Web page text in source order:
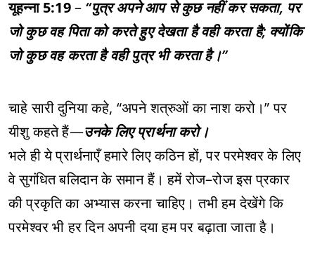
यूहन्ना 5:19– “पुत्र अपने आप से कुछ नहीं कर सकता, पर
जो कुछ वह पिता को करते हुए देखता है वही करता है; क्योंकि
जो कुछ वह करता है वही पुत्र भी करता है।”
चाहे सारी दुनिया कहे, “अपने शत्रुओं का नाश करो।” पर
यीशु कहते हैं—उनके लिए प्रार्थना करो।
भले ही ये प्रार्थनाएँ हमारे लिए कठिन हों, पर परमेश्वर के लिए
वे सुगंधित बलिदान के समान हैं। हमें रोज–रोज इस प्रकार
की प्रकृति का अभ्यास करना चाहिए। तभी हम देखेंगे कि
परमेश्वर भी हर दिन अपनी दया हम पर बढ़ाता जाता है।